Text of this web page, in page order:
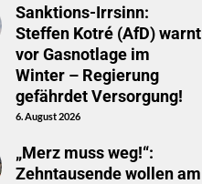
Sanktions-Irrsinn:
Steffen Kotré (AfD) warnt
vor Gasnotlage im
Winter – Regierung
gefährdet Versorgung!
6. August 2026
„Merz muss weg!“:
Zehntausende wollen am